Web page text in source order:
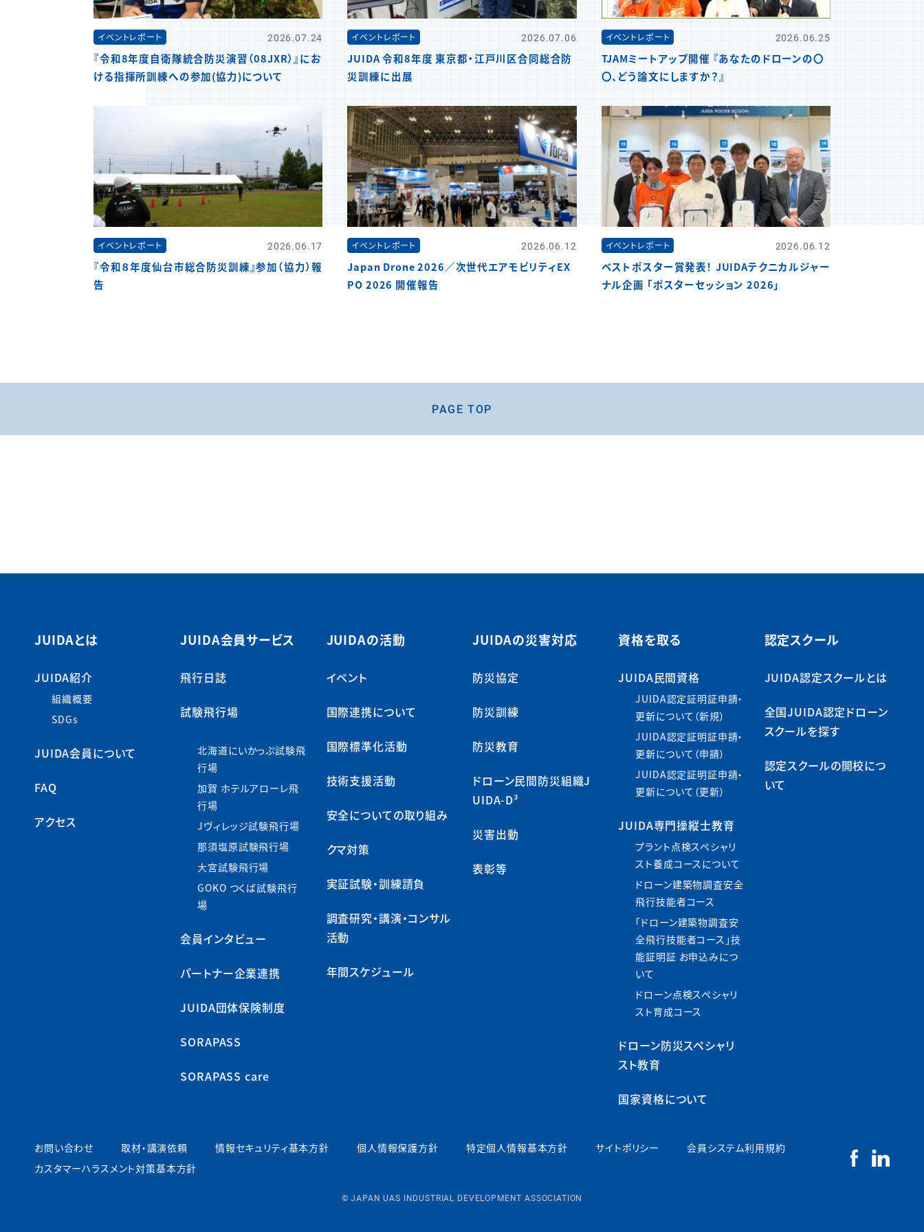
イベントレポート 2026.07.24
『令和8年度自衛隊統合防災演習（08JXR）』にお
ける指揮所訓練への参加(協力)について
イベントレポート 2026.07.06
JUIDA 令和8年度 東京都・江戸川区合同総合防
災訓練に出展
イベントレポート 2026.06.25
TJAMミートアップ開催 『あなたのドローンの〇
〇、どう論文にしますか？』
イベントレポート 2026.06.17
『令和８年度仙台市総合防災訓練』参加（協力）報
告
イベントレポート 2026.06.12
Japan Drone 2026／次世代エアモビリティEX
PO 2026 開催報告
イベントレポート 2026.06.12
ベストポスター賞発表！ JUIDAテクニカルジャー
ナル企画 「ポスターセッション 2026」
PAGE TOP
JUIDAとは
JUIDA紹介
組織概要
SDGs
JUIDA会員について
FAQ
アクセス
JUIDA会員サービス
飛行日誌
試験飛行場
北海道にいかっぷ試験飛
行場
加賀 ホテルアローレ飛
行場
Jヴィレッジ試験飛行場
那須塩原試験飛行場
大宮試験飛行場
GOKO つくば試験飛行
場
会員インタビュー
パートナー企業連携
JUIDA団体保険制度
SORAPASS
SORAPASS care
JUIDAの活動
イベント
国際連携について
国際標準化活動
技術支援活動
安全についての取り組み
クマ対策
実証試験・訓練請負
調査研究・講演・コンサル
活動
年間スケジュール
JUIDAの災害対応
防災協定
防災訓練
防災教育
ドローン民間防災組織J
UIDA-D³
災害出動
表彰等
資格を取る
JUIDA民間資格
JUIDA認定証明証申請・
更新について（新規）
JUIDA認定証明証申請・
更新について（申請）
JUIDA認定証明証申請・
更新について（更新）
JUIDA専門操縦士教育
プラント点検スペシャリ
スト養成コースについて
ドローン建築物調査安全
飛行技能者コース
「ドローン建築物調査安
全飛行技能者コース」技
能証明証 お申込みにつ
いて
ドローン点検スペシャリ
スト育成コース
ドローン防災スペシャリ
スト教育
国家資格について
認定スクール
JUIDA認定スクールとは
全国JUIDA認定ドローン
スクールを探す
認定スクールの開校につ
いて
お問い合わせ 取材・講演依頼 情報セキュリティ基本方針 個人情報保護方針 特定個人情報基本方針 サイトポリシー
会員システム利用規約
カスタマーハラスメント対策基本方針
© JAPAN UAS INDUSTRIAL DEVELOPMENT ASSOCIATION